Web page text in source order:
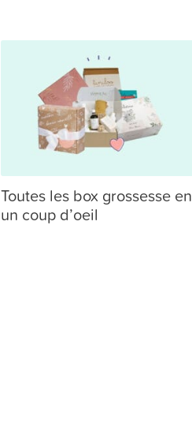
Toutes les box grossesse en
un coup d’oeil